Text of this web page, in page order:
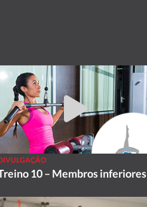
10 – Membros inferiores